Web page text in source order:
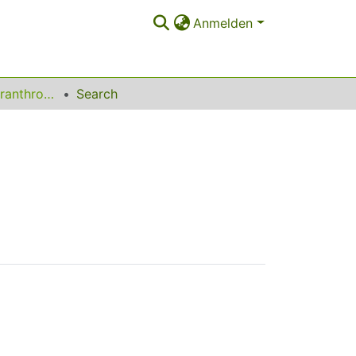
Anmelden
Seminar für Kulturanthropologie des Textilen Search